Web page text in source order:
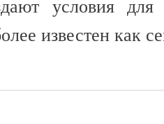
условия
известен как